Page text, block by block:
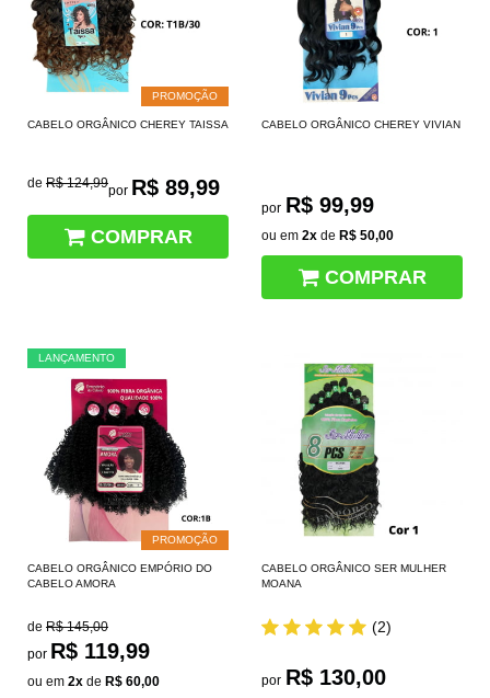
PROMOÇÃO
CABELO ORGÂNICO CHEREY TAISSA
de R$ 124,99por R$ 89,99
COMPRAR
CABELO ORGÂNICO CHEREY VIVIAN
por R$ 99,99
ou em 2x de R$ 50,00
COMPRAR
PROMOÇÃO
LANÇAMENTO
CABELO ORGÂNICO EMPÓRIO DO
CABELO AMORA
de R$ 145,00
por R$ 119,99
ou em 2x de R$ 60,00
CABELO ORGÂNICO SER MULHER
MOANA
(2)
por R$ 130,00